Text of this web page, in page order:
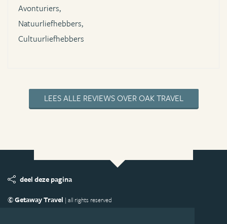
Avonturiers,
Natuurliefhebbers,
Cultuurliefhebbers
LEES ALLE REVIEWS OVER OAK TRAVEL
deel deze pagina
© Getaway Travel | all rights reserved